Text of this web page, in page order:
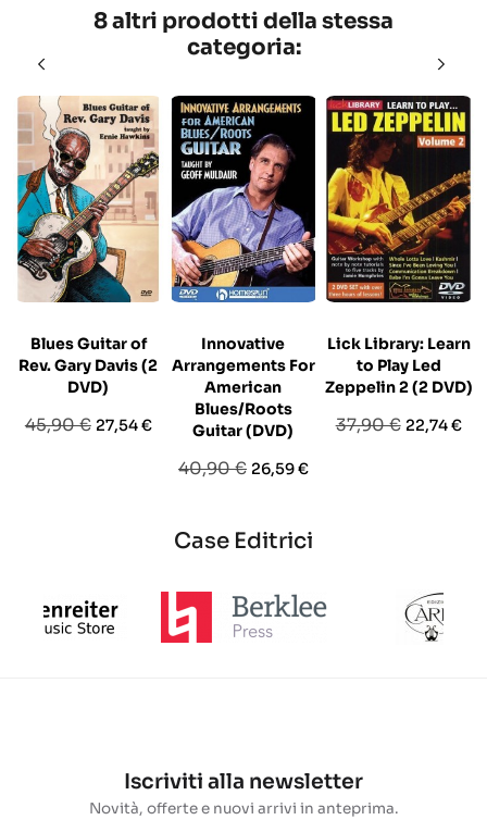
8 altri prodotti della stessa
categoria:
Blues Guitar of
Rev. Gary Davis (2
DVD)
Prezzo
45,90 € Prezzo
27,54 €
Innovative
Arrangements For
American
Blues/Roots
Guitar (DVD)
Prezzo
40,90 € Prezzo
26,59 €
Lick Library: Learn
to Play Led
Zeppelin 2 (2 DVD)
Prezzo
37,90 € Prezzo
22,74 €
Case Editrici
Iscriviti alla newsletter
Novità, offerte e nuovi arrivi in anteprima.